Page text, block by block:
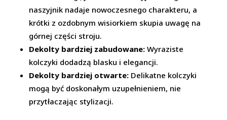
naszyjnik nadaje nowoczesnego charakteru, a
krótki z ozdobnym wisiorkiem skupia uwagę na
górnej części stroju.
Dekolty bardziej zabudowane: Wyraziste
kolczyki dodadzą blasku i elegancji.
Dekolty bardziej otwarte: Delikatne kolczyki
mogą być doskonałym uzupełnieniem, nie
przytłaczając stylizacji.